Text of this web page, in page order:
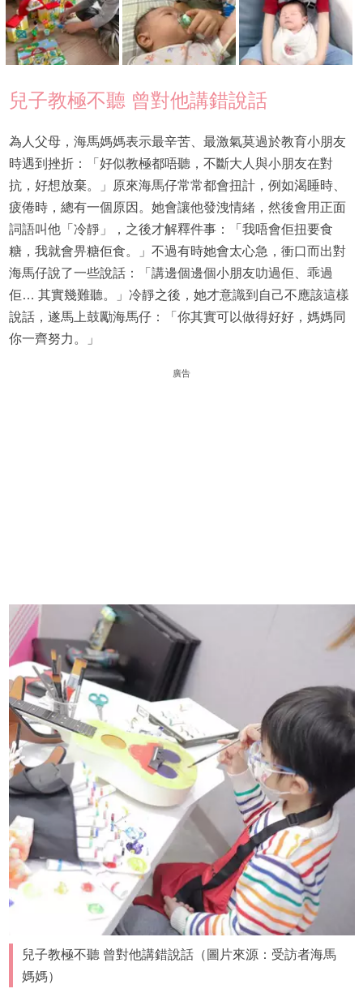
兒子教極不聽 曾對他講錯說話
為人父母，海馬媽媽表示最辛苦、最激氣莫過於教育小朋友
時遇到挫折：「好似教極都唔聽，不斷大人與小朋友在對
抗，好想放棄。」原來海馬仔常常都會扭計，例如渴睡時、
疲倦時，總有一個原因。她會讓他發洩情緒，然後會用正面
詞語叫他「冷靜」，之後才解釋件事：「我唔會佢扭要食
糖，我就會畀糖佢食。」不過有時她會太心急，衝口而出對
海馬仔說了一些說話：「講邊個邊個小朋友叻過佢、乖過
佢… 其實幾難聽。」冷靜之後，她才意識到自己不應該這樣
說話，遂馬上鼓勵海馬仔：「你其實可以做得好好，媽媽同
你一齊努力。」
廣告
兒子教極不聽 曾對他講錯說話（圖片來源：受訪者海馬
媽媽）